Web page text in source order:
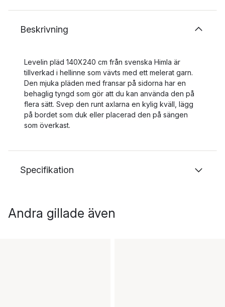
Beskrivning
Levelin pläd 140X240 cm från svenska Himla är
tillverkad i hellinne som vävts med ett melerat garn.
Den mjuka pläden med fransar på sidorna har en
behaglig tyngd som gör att du kan använda den på
flera sätt. Svep den runt axlarna en kylig kväll, lägg
på bordet som duk eller placerad den på sängen
som överkast.
Specifikation
Andra gillade även